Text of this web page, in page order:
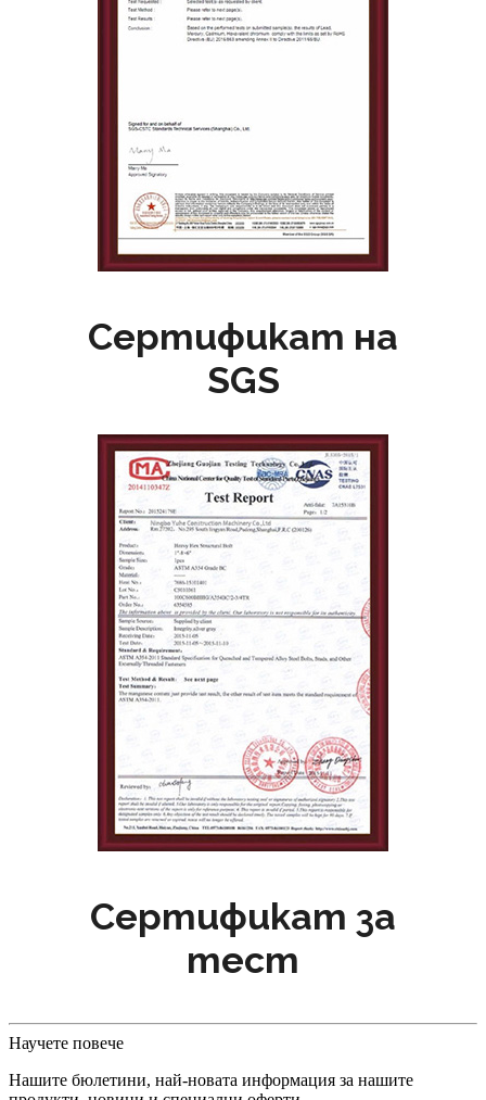
Сертификат на
SGS
Сертификат за
тест
Научете повече
Нашите бюлетини, най-новата информация за нашите